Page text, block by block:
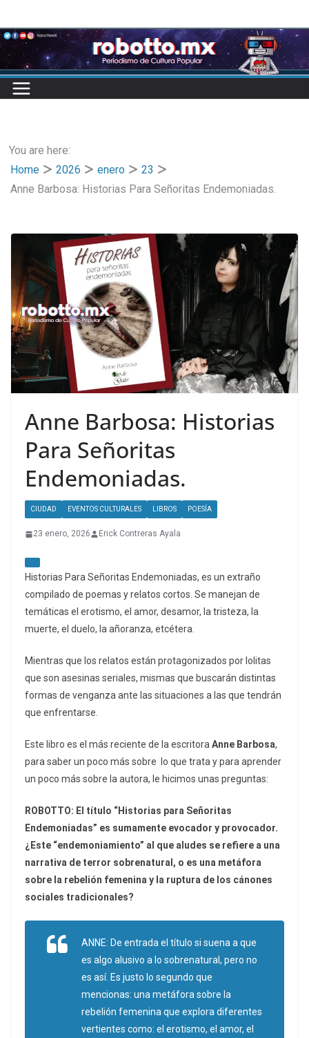
to
content
You are here:
Home
2026 enero
23
Anne Barbosa: Historias Para Señoritas Endemoniadas.
Anne Barbosa: Historias
Para Señoritas
Endemoniadas.
CIUDAD EVENTOS CULTURALES LIBROS POESÍA
23 enero, 2026 Erick Contreras Ayala
Historias Para Señoritas Endemoniadas, es un extraño
compilado de poemas y relatos cortos. Se manejan de
temáticas el erotismo, el amor, desamor, la tristeza, la
muerte, el duelo, la añoranza, etcétera.
Mientras que los relatos están protagonizados por lolitas
que son asesinas seriales, mismas que buscarán distintas
formas de venganza ante las situaciones a las que tendrán
que enfrentarse.
Este libro es el más reciente de la escritora Anne Barbosa,
para saber un poco más sobre lo que trata y para aprender
un poco más sobre la autora, le hicimos unas preguntas:
ROBOTTO: El título “Historias para Señoritas
Endemoniadas” es sumamente evocador y provocador.
¿Este “endemoniamiento” al que aludes se refiere a una
narrativa de terror sobrenatural, o es una metáfora
sobre la rebelión femenina y la ruptura de los cánones
sociales tradicionales?
ANNE: De entrada el título si suena a que
es algo alusivo a lo sobrenatural, pero no
es así. Es justo lo segundo que
mencionas: una metáfora sobre la
rebelión femenina que explora diferentes
vertientes como: el erotismo, el amor, el